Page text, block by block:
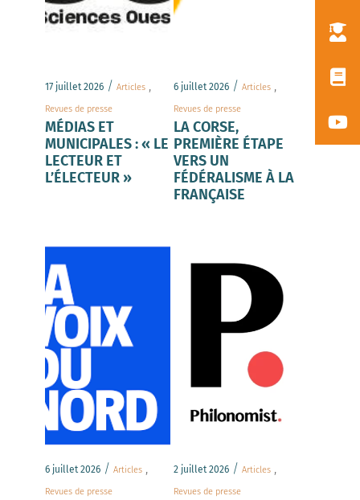
17 juillet 2026/ Articles,
Revues de presse
MÉDIAS ET
MUNICIPALES : « LE
LECTEUR ET
L’ÉLECTEUR »
6 juillet 2026/ Articles,
Revues de presse
LA CORSE,
PREMIÈRE ÉTAPE
VERS UN
FÉDÉRALISME À LA
FRANÇAISE
6 juillet 2026/ Articles,
Revues de presse
2 juillet 2026/ Articles,
Revues de presse